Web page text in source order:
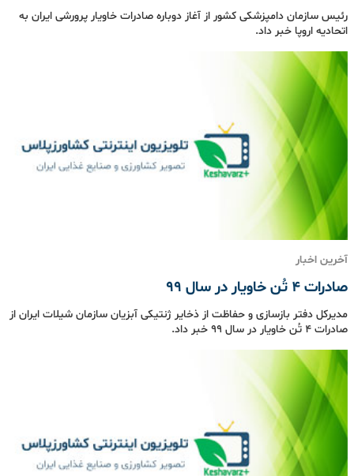
رئیس سازمان دامپزشکی کشور از آغاز دوباره صادرات خاویار پرورشی ایران به
اتحادیه اروپا خبر داد.
آخرین اخبار
صادرات ۴ تُن خاویار در سال ٩٩
مدیرکل دفتر بازسازی و حفاظت از ذخایر ژنتیکی آبزیان سازمان شیلات ایران از
صادرات ۴ تُن خاویار در سال ۹۹ خبر داد.